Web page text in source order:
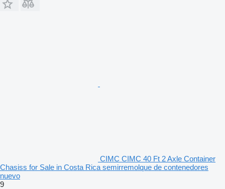
CIMC CIMC 40 Ft 2 Axle Container
Chasiss for Sale in Costa Rica semirremolque de contenedores
nuevo
9